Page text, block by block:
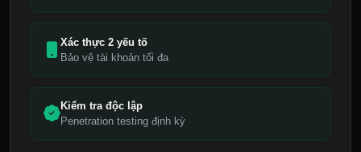
Xác thực 2 yếu tố
Bảo vệ tài khoản tối đa
Kiểm tra độc lập
Penetration testing định kỳ